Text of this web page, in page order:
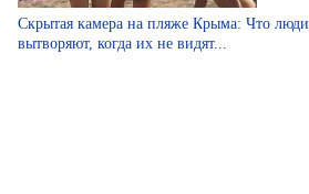
Скрытая камера на пляже Крыма: Что люди
вытворяют, когда их не видят...